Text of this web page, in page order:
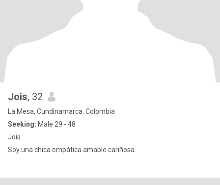
Jois, 32
La Mesa, Cundinamarca, Colombia
Seeking: Male 29 - 48
Jois
Soy una chica empática amable cariñosa.